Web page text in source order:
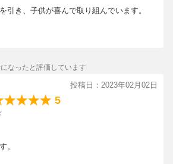
引き、子供が喜んで取り組んでいます。
なったと評価しています
投稿日：2023年02月02日
5
。